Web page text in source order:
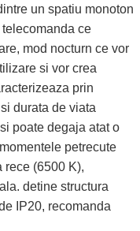
un spatiu monoton
ce
mod nocturn ce vor
si vor crea
prin
durata de viata
poate degaja atat o
petrecute
rece (6500 K),
detine structura
IP20, recomanda